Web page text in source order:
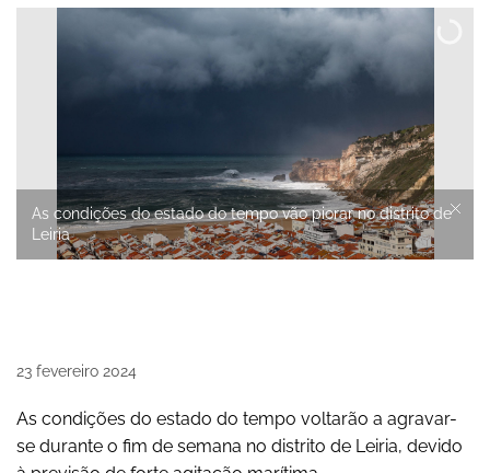
As condições do estado do tempo vão piorar no distrito de
Leiria
23 fevereiro 2024
As condições do estado do tempo voltarão a agravar-
se durante o fim de semana no distrito de Leiria, devido